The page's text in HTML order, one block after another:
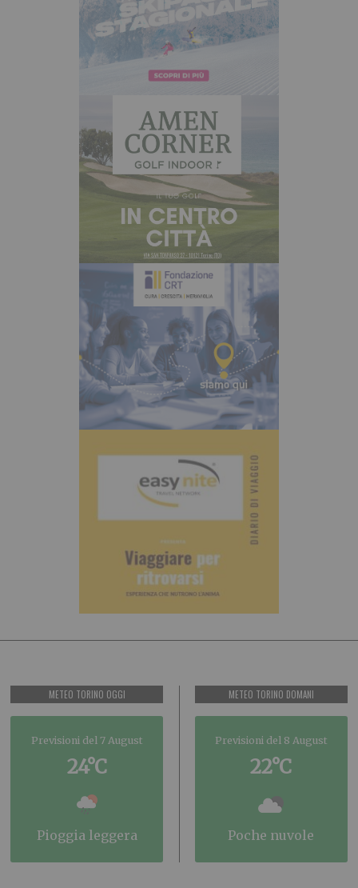
METEO TORINO OGGI
Previsioni del 7 August
24°C
pioggia leggera
METEO TORINO DOMANI
Previsioni del 8 August
22°C
poche nuvole